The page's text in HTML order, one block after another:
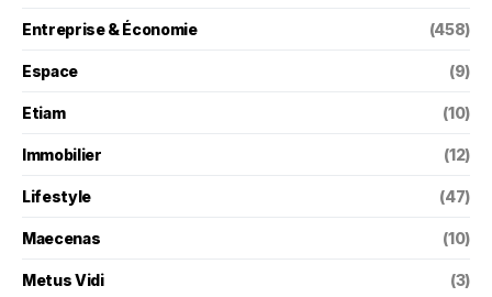
Entreprise & Économie (458)
Espace (9)
Etiam (10)
Immobilier (12)
Lifestyle (47)
Maecenas (10)
Metus Vidi (3)